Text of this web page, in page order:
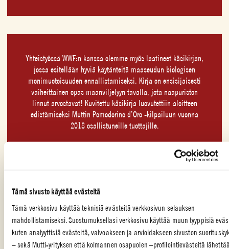
Tämä sivusto käyttää evästeitä
Tämä verkkosivu käyttää teknisiä evästeitä verkkosivun selauksen
mahdollistamiseksi. Suostumuksellasi verkkosivu käyttää muun tyyppisiä
kuten analyyttisiä evästeitä, valvoakseen ja arvioidakseen sivuston
– sekä Mutti-yrityksen että kolmannen osapuolen –profilointievästeitä
Yhteistyössä WWF:n kanssa olemme myös laatineet käsikirjan,
jossa esitellään hyviä käytänteitä maaseudun biologisen
monimuotoisuuden ennallistamiseksi. Kirja on ensisijaisesti
vaiheittainen opas maanviljelyyn tavalla, jota naapuriston
linnut arvostavat! Kuvitettu käsikirja luovutettiin aloitteen
edistämiseksi Muttin Pomodorino d’Oro -kilpailuun vuonna
2018 osallistuneille tuottajille.
kilometrit) -nimisessä hankkeessa yhteistyössä muun muassa
pisalaisen Sant’Anna-lukion kanssa. Tarkoituksena on kerätä
ennallistaminen, jossa istutettaisiin uutta metsää 10
ulosajoväylän kohdalle.
Myös toinen luonnon ennallistamisprojektimme Mille Querce
(tuhat tammea) on edistynyt pitkälle. Siinä on kyse kilometrin